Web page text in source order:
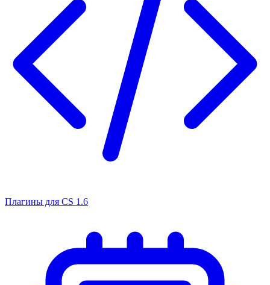
Плагины для CS 1.6